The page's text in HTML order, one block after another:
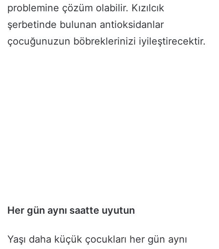
problemine çözüm olabilir. Kızılcık
şerbetinde bulunan antioksidanlar
çocuğunuzun böbreklerinizi iyileştirecektir.
Her gün aynı saatte uyutun
Yaşı daha küçük çocukları her gün aynı